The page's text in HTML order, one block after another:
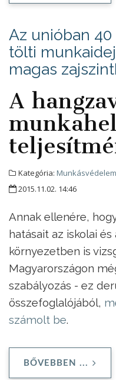
Az unióban
tölti
magas
A
Kategória: Munkásvédelem
2015.11.02. 14:46
Annak ellenére,
hatásait az iskolai
környezetben is
Magyarországon
szabályozás - ez
összefoglalójából,
számolt be.
BŐVEBBEN ...